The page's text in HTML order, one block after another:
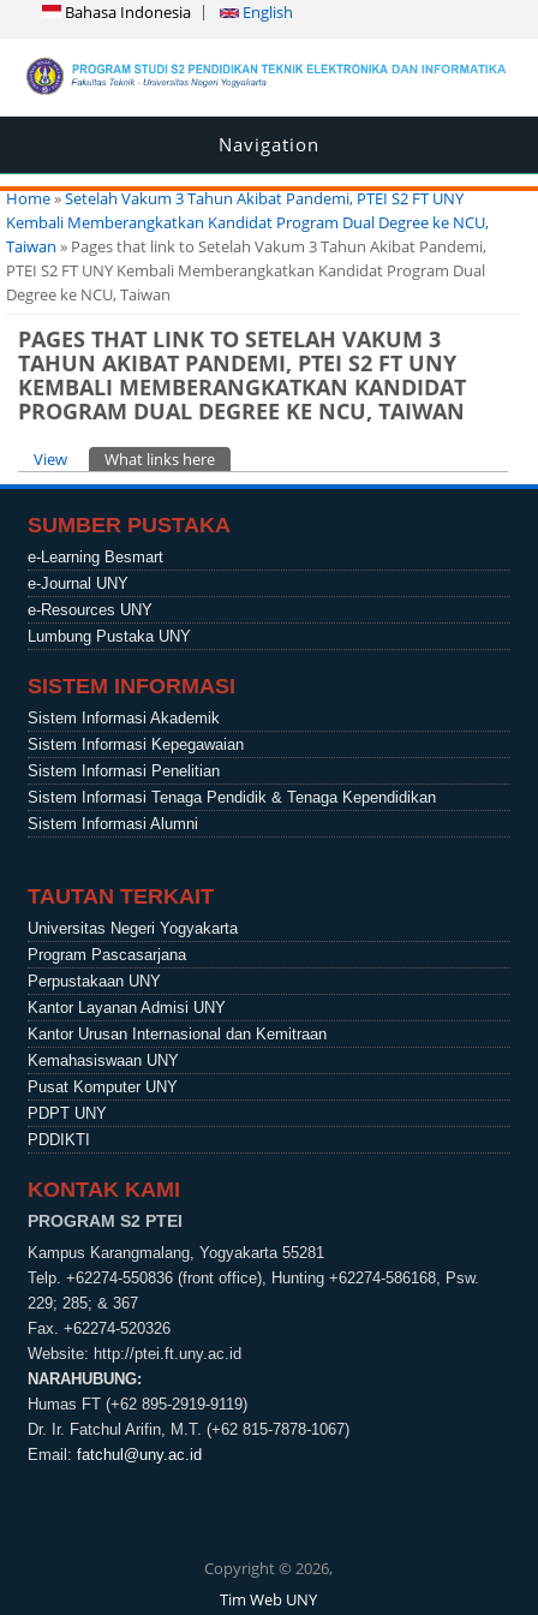
Bahasa Indonesia English
Navigation
You are here
Home»Setelah Vakum 3 Tahun Akibat Pandemi, PTEI S2 FT UNY
Kembali Memberangkatkan Kandidat Program Dual Degree ke NCU,
Taiwan » Pages that link to Setelah Vakum 3 Tahun Akibat Pandemi,
PTEI S2 FT UNY Kembali Memberangkatkan Kandidat Program Dual
Degree ke NCU, Taiwan
PAGES THAT LINK TO SETELAH VAKUM 3
TAHUN AKIBAT PANDEMI, PTEI S2 FT UNY
KEMBALI MEMBERANGKATKAN KANDIDAT
PROGRAM DUAL DEGREE KE NCU, TAIWAN
Primary tabs
View What links here
SUMBER PUSTAKA
e-Learning Besmart
e-Journal UNY
e-Resources UNY
Lumbung Pustaka UNY
SISTEM INFORMASI
Sistem Informasi Akademik
Sistem Informasi Kepegawaian
Sistem Informasi Penelitian
Sistem Informasi Tenaga Pendidik & Tenaga Kependidikan
Sistem Informasi Alumni
TAUTAN TERKAIT
Universitas Negeri Yogyakarta
Program Pascasarjana
Perpustakaan UNY
Kantor Layanan Admisi UNY
Kantor Urusan Internasional dan Kemitraan
Kemahasiswaan UNY
Pusat Komputer UNY
PDPT UNY
PDDIKTI
KONTAK KAMI
PROGRAM S2 PTEI
Kampus Karangmalang, Yogyakarta 55281
Telp. +62274-550836 (front office), Hunting +62274-586168, Psw.
229; 285; & 367
Fax. +62274-520326
Website: http://ptei.ft.uny.ac.id
NARAHUBUNG:
Humas FT (+62 895-2919-9119)
Dr. Ir. Fatchul Arifin, M.T. (+62 815-7878-1067)
Email:fatchul@uny.ac.id
Copyright © 2026,
Tim Web UNY